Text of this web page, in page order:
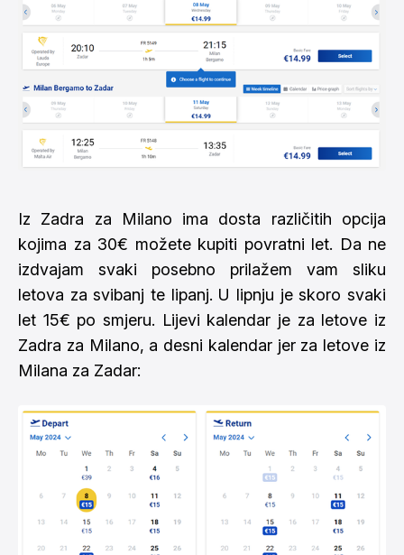
Iz Zadra za Milano ima dosta različitih opcija
kojima za 30€ možete kupiti povratni let. Da ne
izdvajam svaki posebno prilažem vam sliku
letova za svibanj te lipanj. U lipnju je skoro svaki
let 15€ po smjeru. Lijevi kalendar je za letove iz
Zadra za Milano, a desni kalendar jer za letove iz
Milana za Zadar: